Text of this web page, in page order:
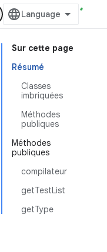
Sur cette page
Résumé
Classes
imbriquées
Méthodes
publiques
Méthodes
publiques
compilateur
getTestList
getType